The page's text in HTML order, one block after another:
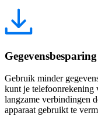
Gegevensbesparing
Gebruik minder
kunt je telefoonrekening
langzame verbindingen
apparaat gebruikt te